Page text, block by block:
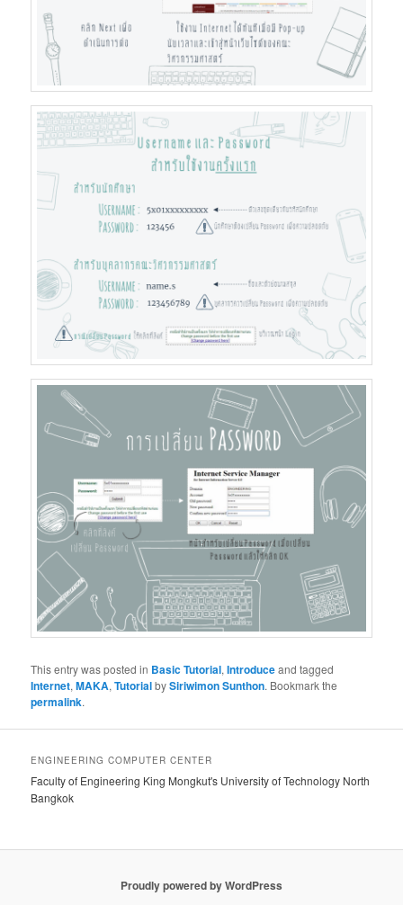
This entry was posted in Basic Tutorial,Introduceand tagged
Internet,MAKA,TutorialbySiriwimon Sunthon. Bookmark the
permalink.
ENGINEERING COMPUTER CENTER
Faculty of Engineering King Mongkut's University of Technology North
Bangkok
Proudly powered by WordPress